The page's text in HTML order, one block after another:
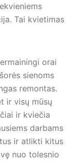
Tai kvietimas
orai
sienoms
remontas.
ir visų mūsų
ir kviečia
darbams
ir atlikti kitus
nuo tolesnio